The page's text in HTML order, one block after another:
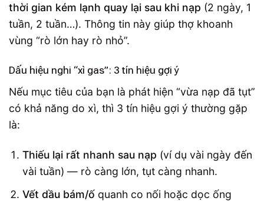
thời gian kém lạnh quay lại sau khi nạp (2 ngày, 1
tuần, 2 tuần…). Thông tin này giúp thợ khoanh
vùng “rò lớn hay rò nhỏ”.
Dấu hiệu nghi “xì gas”: 3 tín hiệu gợi ý
Nếu mục tiêu của bạn là phát hiện “vừa nạp đã tụt”
có khả năng do xì, thì 3 tín hiệu gợi ý thường gặp
là:
Thiếu lại rất nhanh sau nạp (ví dụ vài ngày đến
vài tuần) — rò càng lớn, tụt càng nhanh.
Vết dầu bám/ốquanh co nối hoặc dọc ống